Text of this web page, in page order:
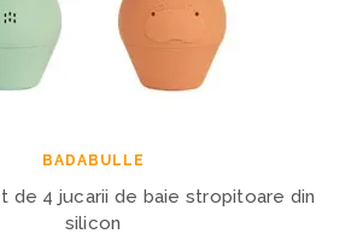
BADABULLE
de 4 jucarii de baie stropitoare din
silicon